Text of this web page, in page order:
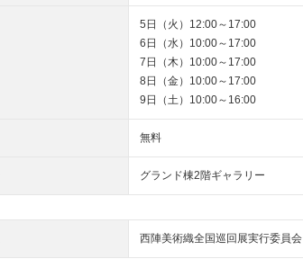
5日（火）12:00～17:00
6日（水）10:00～17:00
7日（木）10:00～17:00
8日（金）10:00～17:00
9日（土）10:00～16:00
無料
グランド棟2階ギャラリー
西陣美術織全国巡回展実行委員会